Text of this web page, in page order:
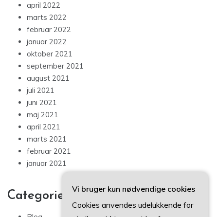
april 2022
marts 2022
februar 2022
januar 2022
oktober 2021
september 2021
august 2021
juli 2021
juni 2021
maj 2021
april 2021
marts 2021
februar 2021
januar 2021
Categories
Vi bruger kun nødvendige cookies
Cookies anvendes udelukkende for